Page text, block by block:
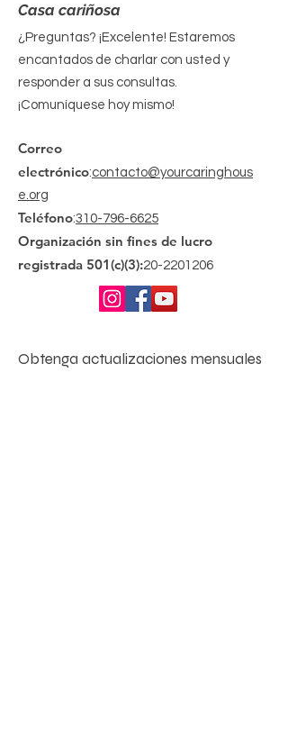
Casa cariñosa
¿Preguntas? ¡Excelente! Estaremos
encantados de charlar con usted y
responder a sus consultas.
¡Comuníquese hoy mismo!
Correo
electrónico:contacto@yourcaringhous
e.org
Teléfono:310-796-6625
Organización sin fines de lucro
registrada 501(c)(3):20-2201206
Obtenga actualizaciones mensuales